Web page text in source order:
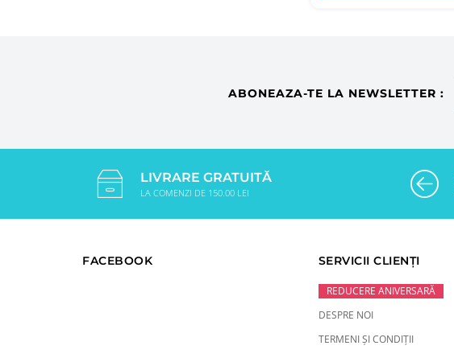
ABONEAZA-TE LA NEWSLETTER :
LIVRARE GRATUITĂ
LA COMENZI DE 150.00 LEI
FACEBOOK SERVICII CLIENȚI
REDUCERE ANIVERSARĂ
DESPRE NOI
TERMENI ȘI CONDIȚII